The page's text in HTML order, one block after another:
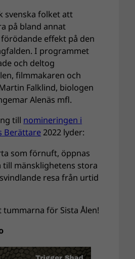
svenska folket att
på bland annat
effekt på den
I programmet
och deltog
filmmakaren och
Falklind, biologen
Alenäs mfl.
till nomineringen i
Berättare 2022 lyder:
som förnuft, öppnas
mänsklighetens stora
resa från urtid
tummarna för Sista Ålen!